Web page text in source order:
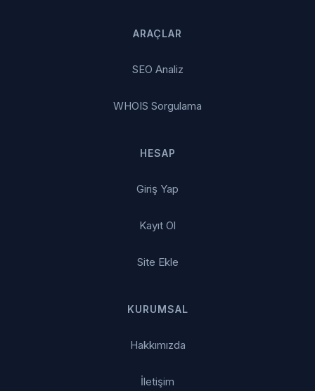
ARAÇLAR
SEO Analiz
WHOIS Sorgulama
HESAP
Giriş Yap
Kayıt Ol
Site Ekle
KURUMSAL
Hakkımızda
İletişim